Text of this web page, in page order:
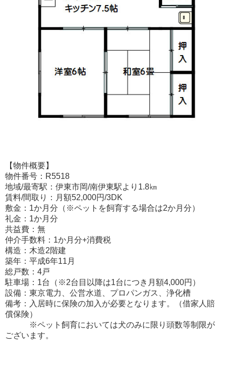
【物件概要】
物件番号：R5518
地域/最寄駅：伊東市岡/南伊東駅より1.8㎞
賃料/間取り：月額52,000円/3DK
敷金：1か月分（※ペットを飼育する場合は2か月分）
礼金：1か月分
共益費：無
仲介手数料：1か月分+消費税
構造：木造2階建
築年：平成6年11月
総戸数：4戸
駐車場：1台（※2台目以降は1台につき月額4,000円）
設備：東京電力、公営水道、プロパンガス、浄化槽
備考：入居時に保険の加入が必要となります。（借家人賠
償保険）
※ペット飼育においては犬のみに限り頭数等制限が
ございます。